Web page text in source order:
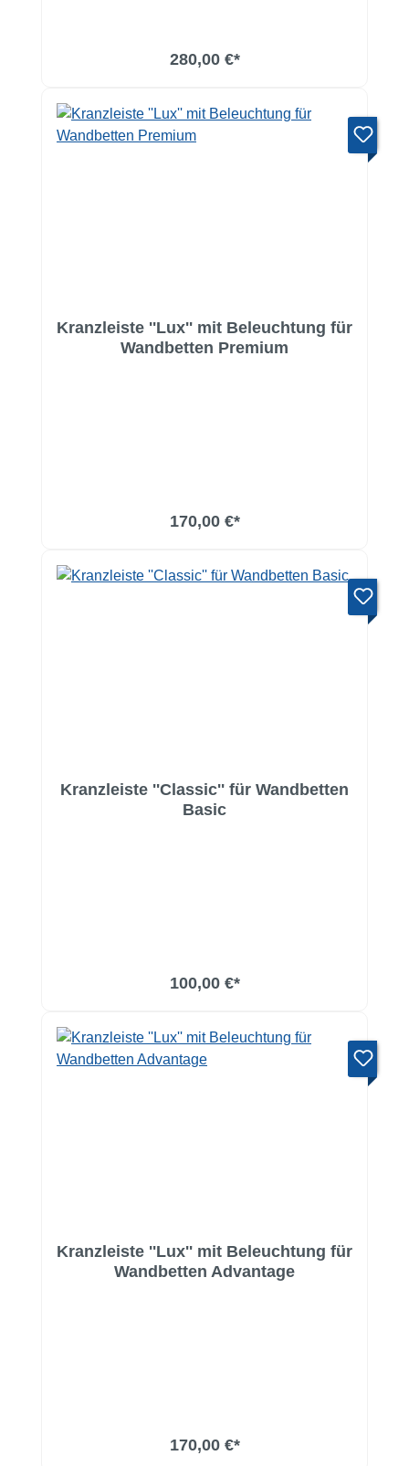
280,00 €*
Kranzleiste ''Lux'' mit Beleuchtung für
Wandbetten Premium
170,00 €*
Kranzleiste ''Classic'' für Wandbetten
Basic
100,00 €*
Kranzleiste ''Lux'' mit Beleuchtung für
Wandbetten Advantage
170,00 €*